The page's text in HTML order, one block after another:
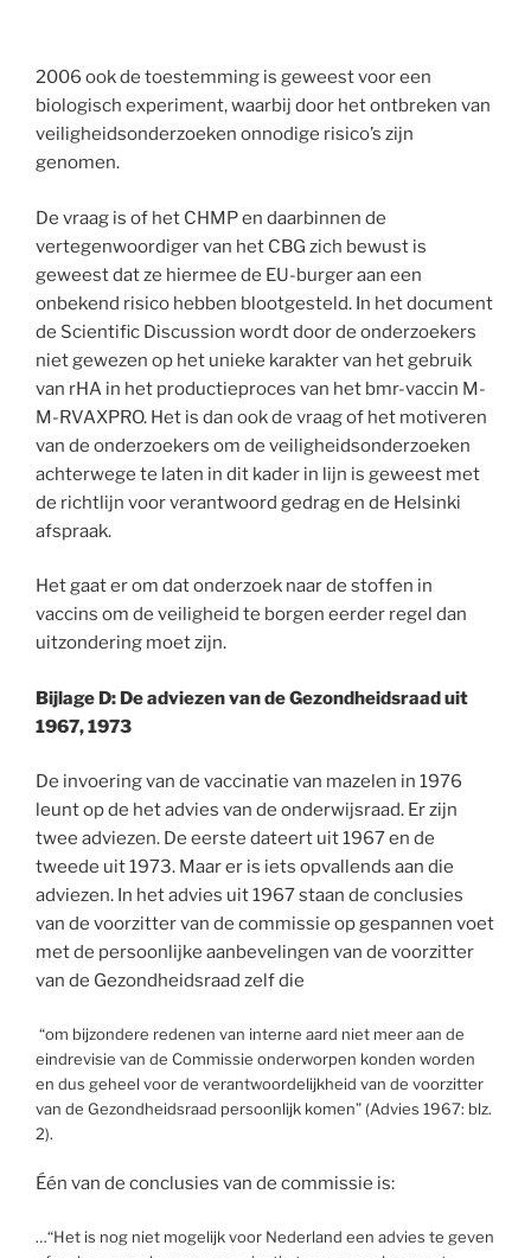
2006 ook de toestemming is geweest voor een
biologisch experiment, waarbij door het ontbreken van
veiligheidsonderzoeken onnodige risico’s zijn
genomen.
De vraag is of het CHMP en daarbinnen de
vertegenwoordiger van het CBG zich bewust is
geweest dat ze hiermee de EU-burger aan een
onbekend risico hebben blootgesteld. In het document
de Scientific Discussion wordt door de onderzoekers
niet gewezen op het unieke karakter van het gebruik
van rHA in het productieproces van het bmr-vaccin M-
M-RVAXPRO. Het is dan ook de vraag of het motiveren
van de onderzoekers om de veiligheidsonderzoeken
achterwege te laten in dit kader in lijn is geweest met
de richtlijn voor verantwoord gedrag en de Helsinki
afspraak.
Het gaat er om dat onderzoek naar de stoffen in
vaccins om de veiligheid te borgen eerder regel dan
uitzondering moet zijn.
Bijlage D: De adviezen van de Gezondheidsraad uit
1967, 1973
De invoering van de vaccinatie van mazelen in 1976
leunt op de het advies van de onderwijsraad. Er zijn
twee adviezen. De eerste dateert uit 1967 en de
tweede uit 1973. Maar er is iets opvallends aan die
adviezen. In het advies uit 1967 staan de conclusies
van de voorzitter van de commissie op gespannen voet
met de persoonlijke aanbevelingen van de voorzitter
van de Gezondheidsraad zelf die
“om bijzondere redenen van interne aard niet meer aan de
eindrevisie van de Commissie onderworpen konden worden
en dus geheel voor de verantwoordelijkheid van de voorzitter
van de Gezondheidsraad persoonlijk komen” (Advies 1967: blz.
2).
Één van de conclusies van de commissie is:
…“Het is nog niet mogelijk voor Nederland een advies te geven